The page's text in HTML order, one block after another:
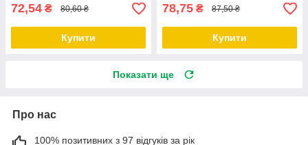
72,54 ₴ 80,60 ₴
Купити
78,75 ₴ 87,50 ₴
Купити
Показати ще
Про нас
100% позитивних з 97 відгуків за рік